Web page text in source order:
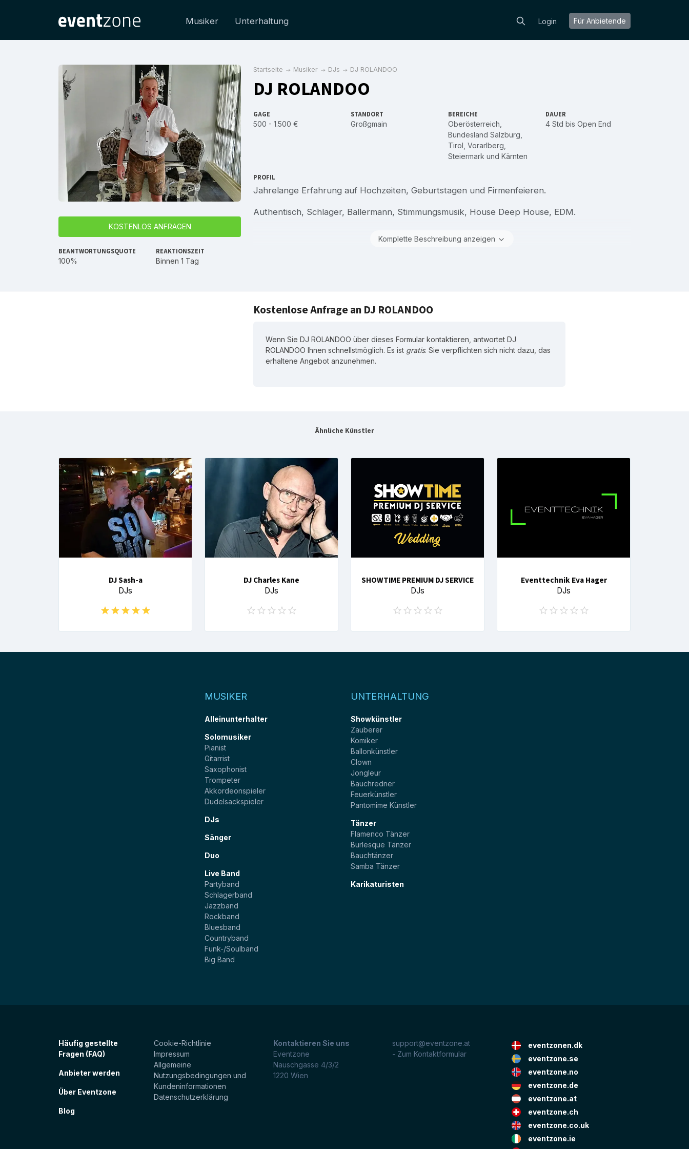
Musiker Unterhaltung Login Für Anbietende
KOSTENLOS ANFRAGEN
BEANTWORTUNGSQUOTE
100%
REAKTIONSZEIT
Binnen 1 Tag
Startseite Musiker DJs DJ ROLANDOO
DJ ROLANDOO
GAGE
500 - 1.500 €
STANDORT
Großgmain
BEREICHE
Oberösterreich
Bundesland Salzburg
Tirol Vorarlberg
Steiermark und Kärnten
DAUER
4 Std bis Open End
PROFIL
Jahrelange Erfahrung auf Hochzeiten, Geburtstagen und Firmenfeieren.
Authentisch, Schlager, Ballermann, Stimmungsmusik, House Deep House, EDM.
Komplette Beschreibung anzeigen
Kostenlose Anfrage an DJ ROLANDOO
Wenn Sie DJ ROLANDOO über dieses Formular kontaktieren, antwortet DJ
ROLANDOO Ihnen schnellstmöglich. Es ist gratis. Sie verpflichten sich nicht dazu, das
erhaltene Angebot anzunehmen.
Ähnliche Künstler
DJ Sash-a
DJs
DJ Charles Kane
DJs
SHOWTIME PREMIUM DJ SERVICE
DJs
Eventtechnik Eva Hager
DJs
MUSIKER
Alleinunterhalter
Solomusiker
Pianist
Gitarrist
Saxophonist
Trompeter
Akkordeonspieler
Dudelsackspieler
DJs
Sänger
Duo
Live Band
Partyband
Schlagerband
Jazzband
Rockband
Bluesband
Countryband
Funk-/Soulband
Big Band
UNTERHALTUNG
Showkünstler
Zauberer
Komiker
Ballonkünstler
Clown
Jongleur
Bauchredner
Feuerkünstler
Pantomime Künstler
Tänzer
Flamenco Tänzer
Burlesque Tänzer
Bauchtänzer
Samba Tänzer
Karikaturisten
Häufig gestellte
Fragen (FAQ)
Anbieter werden
Über Eventzone
Blog
Cookie-Richtlinie
Impressum
Allgemeine
Nutzungsbedingungen und
Kundeninformationen
Datenschutzerklärung
Kontaktieren Sie uns
Eventzone
Nauschgasse 4/3/2
1220 Wien
support@eventzone.at
- Zum Kontaktformular
eventzonen.dk
eventzone.se
eventzone.no
eventzone.de
eventzone.at
eventzone.ch
eventzone.co.uk
eventzone.ie